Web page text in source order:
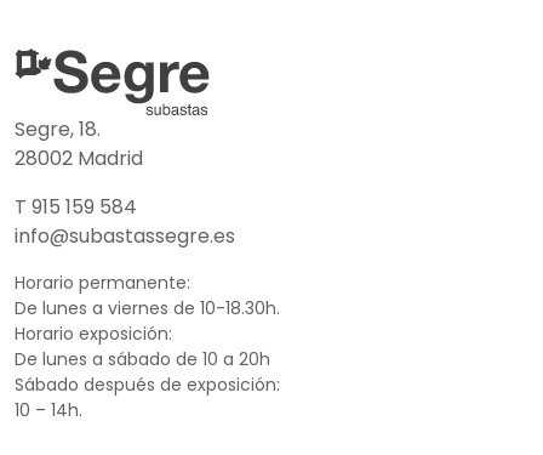
Segre, 18.
28002 Madrid
T 915 159 584
info@subastassegre.es
Horario permanente:
De lunes a viernes de 10-18.30h.
Horario exposición:
De lunes a sábado de 10 a 20h
Sábado después de exposición:
10 – 14h.